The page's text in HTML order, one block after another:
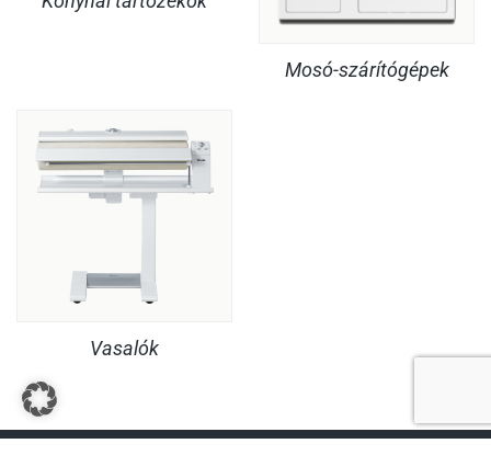
Mosó-szárítógépek
Vasalók